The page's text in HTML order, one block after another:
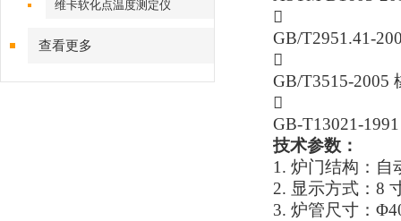
维卡软化点温度测定仪
查看更多

GB/T2951.41-

GB/T3515-2005

GB-T13021-
技术参数：
1. 炉门结构：自
2. 显示方式：8
3. 炉管尺寸：